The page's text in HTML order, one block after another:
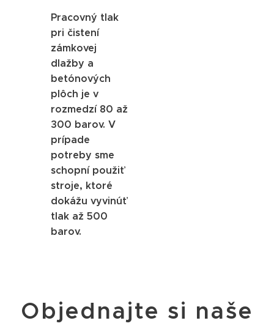
Pracovný tlak
pri čistení
zámkovej
dlažby a
betónových
plôch je v
rozmedzí 80 až
300 barov. V
prípade
potreby sme
schopní použiť
stroje, ktoré
dokážu vyvinúť
tlak až 500
barov.
Objednajte si naše